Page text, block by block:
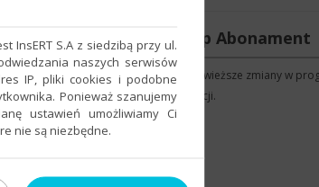
Kup Abonament
Najświeższe zmiany w
funkcji.
InsERT S.A z siedzibą przy ul.
naszych serwisów
IP, pliki cookies i podobne
Ponieważ szanujemy
ustawień umożliwiamy Ci
nie są niezbędne.